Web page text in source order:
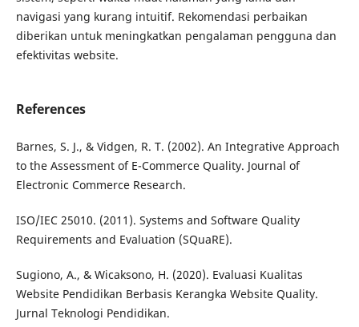
navigasi yang kurang intuitif. Rekomendasi perbaikan
diberikan untuk meningkatkan pengalaman pengguna dan
efektivitas website.
References
Barnes, S. J., & Vidgen, R. T. (2002). An Integrative Approach
to the Assessment of E-Commerce Quality. Journal of
Electronic Commerce Research.
ISO/IEC 25010. (2011). Systems and Software Quality
Requirements and Evaluation (SQuaRE).
Sugiono, A., & Wicaksono, H. (2020). Evaluasi Kualitas
Website Pendidikan Berbasis Kerangka Website Quality.
Jurnal Teknologi Pendidikan.